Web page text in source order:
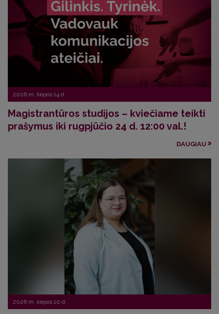
2026 m. liepos 14 d.
Magistrantūros studijos – kviečiame teikti
prašymus iki rugpjūčio 24 d. 12:00 val.!
DAUGIAU
2026 m. liepos 10 d.